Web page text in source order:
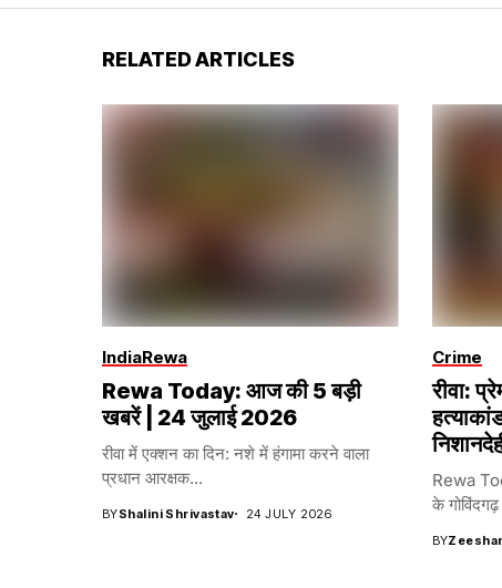
RELATED ARTICLES
IndiaRewa
Rewa Today: आज की 5 बड़ी
खबरें | 24 जुलाई 2026
रीवा में एक्शन का दिन: नशे में हंगामा करने वाला
प्रधान आरक्षक...
BYShalini Shrivastav 24 JULY 2026
Crime
रीवा:
Rewa
के गोविंदगढ़
BY